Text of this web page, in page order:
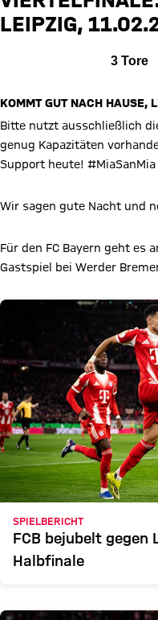
Zum Spielbericht
LEIPZIG,
3 Tore
KOMMT GUT NACH HAUSE,
Bitte nutzt ausschließlich
genug Kapazitäten
Support heute! #MiaSanMia
Wir sagen gute Nacht und
Für den FC Bayern geht es
Gastspiel bei Werder
SPIELBERICHT
FCB bejubelt gegen
Halbfinale